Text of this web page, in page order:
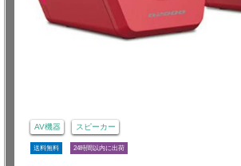
AV機器 スピーカー
送料無料 24時間以内に出荷